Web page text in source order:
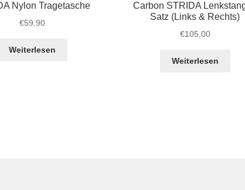
Nylon Tragetasche
€59,90
Weiterlesen
Carbon STRIDA
Satz (Links & Rechts)
€105,00
Weiterlesen